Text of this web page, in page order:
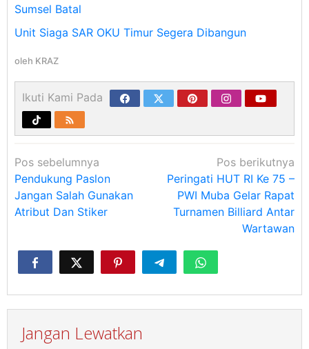
Sumsel Batal
Unit Siaga SAR OKU Timur Segera Dibangun
oleh KRAZ
Ikuti Kami Pada
Navigasi
pos
Pos sebelumnya
Pendukung Paslon
Jangan Salah Gunakan
Atribut Dan Stiker
Pos berikutnya
Peringati HUT RI Ke 75 –
PWI Muba Gelar Rapat
Turnamen Billiard Antar
Wartawan
Jangan Lewatkan